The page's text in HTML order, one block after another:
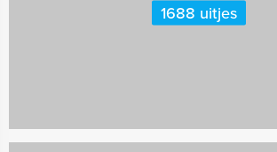
1688 uitjes